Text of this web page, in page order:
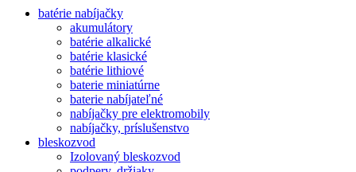
batérie nabíjačky
akumulátory
batérie alkalické
batérie klasické
batérie lithiové
baterie miniatúrne
baterie nabíjateľné
nabíjačky pre elektromobily
nabíjačky, príslušenstvo
bleskozvod
Izolovaný bleskozvod